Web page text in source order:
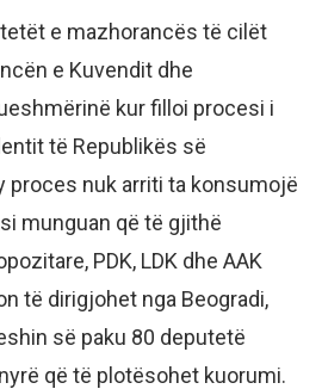
e mazhorancës të cilët
e Kuvendit dhe
kur filloi procesi i
të Republikës së
proces nuk arriti ta konsumojë
munguan që të gjithë
PDK, LDK dhe AAK
të dirigjohet nga Beogradi,
së paku 80 deputetë
që të plotësohet kuorumi.